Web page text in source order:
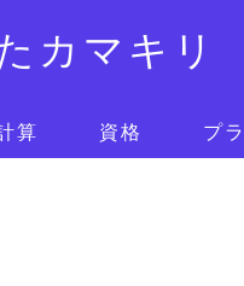
カマキリ
算 資格 プ